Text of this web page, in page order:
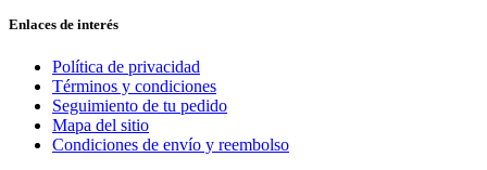
Enlaces de interés
Política de privacidad
Términos y condiciones
Seguimiento de tu pedido
Mapa del sitio
Condiciones de envío y reembolso